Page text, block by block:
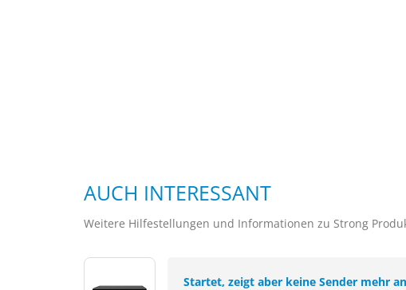
AUCH INTERESSANT
Weitere Hilfestellungen und Informationen zu Strong
Startet, zeigt aber keine Sender mehr